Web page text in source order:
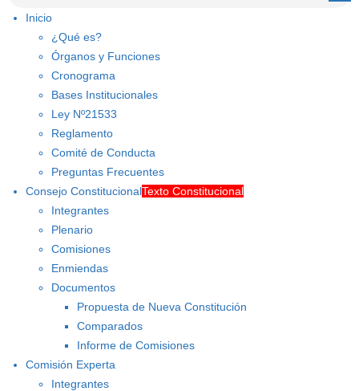
Inicio
¿Qué es?
Órganos y Funciones
Cronograma
Bases Institucionales
Ley Nº21533
Reglamento
Comité de Conducta
Preguntas Frecuentes
Consejo ConstitucionalTexto Constitucional
Integrantes
Plenario
Comisiones
Enmiendas
Documentos
Propuesta de Nueva Constitución
Comparados
Informe de Comisiones
Comisión Experta
Integrantes